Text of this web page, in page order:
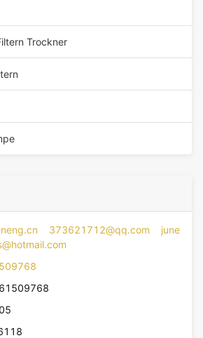
Trockner
neng.cn 373621712@qq.com june